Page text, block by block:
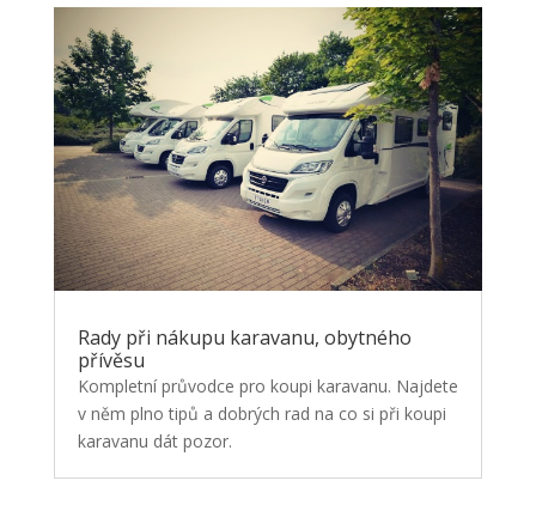
Rady při nákupu karavanu, obytného
přívěsu
Kompletní průvodce pro koupi karavanu. Najdete
v něm plno tipů a dobrých rad na co si při koupi
karavanu dát pozor.